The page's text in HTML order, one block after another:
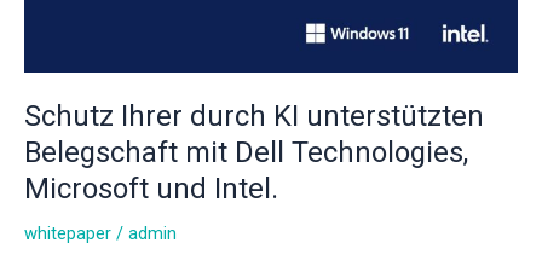
Schutz Ihrer durch KI unterstützten
Belegschaft mit Dell Technologies,
Microsoft und Intel.
whitepaper / admin